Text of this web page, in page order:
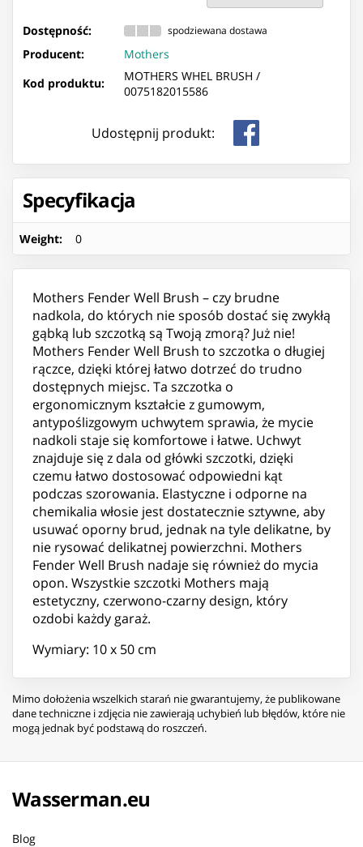
Dostępność: spodziewana dostawa
Producent:
Mothers
Kod produktu:
MOTHERS WHEL BRUSH /
0075182015586
Udostępnij produkt:
Specyfikacja
Weight: 0
Mothers Fender Well Brush – czy brudne
nadkola, do których nie sposób dostać się zwykłą
gąbką lub szczotką są Twoją zmorą? Już nie!
Mothers Fender Well Brush to szczotka o długiej
rączce, dzięki której łatwo dotrzeć do trudno
dostępnych miejsc. Ta szczotka o
ergonomicznym kształcie z gumowym,
antypoślizgowym uchwytem sprawia, że mycie
nadkoli staje się komfortowe i łatwe. Uchwyt
znajduje się z dala od główki szczotki, dzięki
czemu łatwo dostosować odpowiedni kąt
podczas szorowania. Elastyczne i odporne na
chemikalia włosie jest dostatecznie sztywne, aby
usuwać oporny brud, jednak na tyle delikatne, by
nie rysować delikatnej powierzchni. Mothers
Fender Well Brush nadaje się również do mycia
opon. Wszystkie szczotki Mothers mają
estetyczny, czerwono-czarny design, który
ozdobi każdy garaż.
Wymiary: 10 x 50 cm
Mimo dołożenia wszelkich starań nie gwarantujemy, że publikowane
dane techniczne i zdjęcia nie zawierają uchybień lub błędów, które nie
mogą jednak być podstawą do roszczeń.
Wasserman.eu
Blog